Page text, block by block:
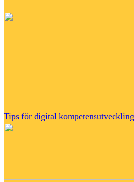
Tips för digital kompetensutveckling